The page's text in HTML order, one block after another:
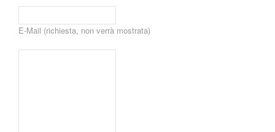
E-Mail (richiesta, non verrà mostrata)